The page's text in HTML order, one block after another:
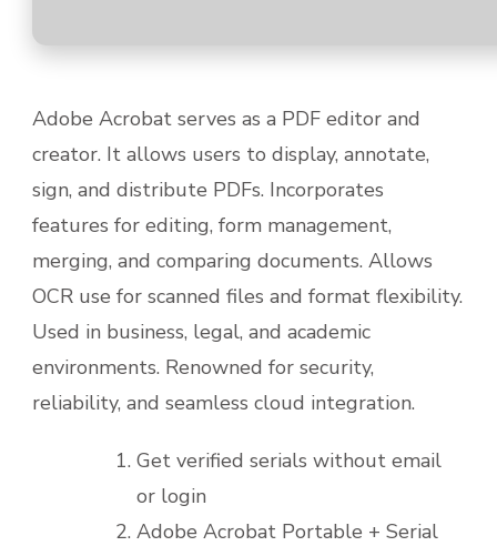
Adobe Acrobat serves as a PDF editor and
creator. It allows users to display, annotate,
sign, and distribute PDFs. Incorporates
features for editing, form management,
merging, and comparing documents. Allows
OCR use for scanned files and format flexibility.
Used in business, legal, and academic
environments. Renowned for security,
reliability, and seamless cloud integration.
Get verified serials without email
or login
Adobe Acrobat Portable + Serial